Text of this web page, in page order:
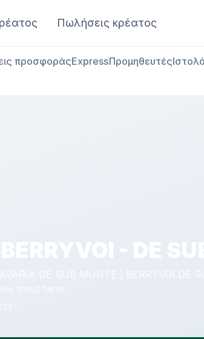
Πωλήσεις κρέατος
προσφοράςExpressΠρομηθευτές
- DE
DE SUB MUNTE | BERRYVOI DE